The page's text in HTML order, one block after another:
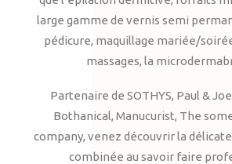
large gamme de vernis semi
pédicure, maquillage mariée/
massages, la
Partenaire de SOTHYS, Paul &
Bothanical, Manucurist, The
company, venez découvrir la
combinée au savoir faire